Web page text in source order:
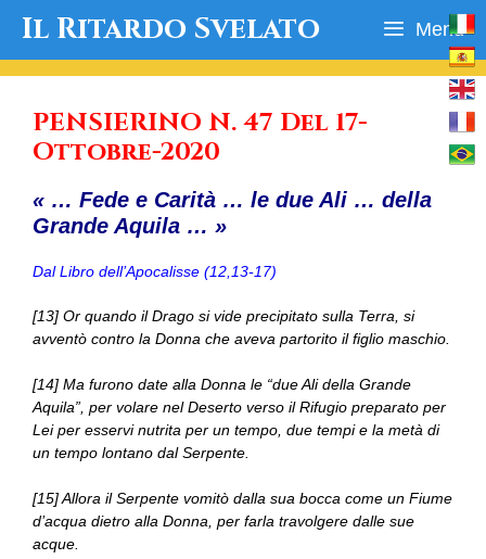
Il Ritardo Svelato Menu
PENSIERINO N. 47 Del 17-
Ottobre-2020
« … Fede e Carità … le due Ali … della
Grande Aquila … »
Dal Libro dell’Apocalisse (12,13-17)
[13] Or quando il Drago si vide precipitato sulla Terra, si
avventò contro la Donna che aveva partorito il figlio maschio.
[14] Ma furono date alla Donna le “due Ali della Grande
Aquila”, per volare nel Deserto verso il Rifugio preparato per
Lei per esservi nutrita per un tempo, due tempi e la metà di
un tempo lontano dal Serpente.
[15] Allora il Serpente vomitò dalla sua bocca come un Fiume
d’acqua dietro alla Donna, per farla travolgere dalle sue
acque.